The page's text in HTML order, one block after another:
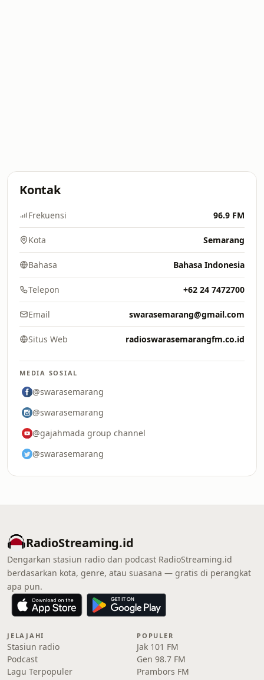
Kontak
Frekuensi 96.9 FM
Kota Semarang
Bahasa Bahasa Indonesia
Telepon +62 24 7472700
Email swarasemarang@gmail.com
Situs Web radioswarasemarangfm.co.id
MEDIA SOSIAL
@swarasemarang
@swarasemarang
@gajahmada group channel
@swarasemarang
RadioStreaming.id
Dengarkan stasiun radio dan podcast RadioStreaming.id
berdasarkan kota, genre, atau suasana — gratis di perangkat
apa pun.
JELAJAHI
Stasiun radio
Podcast
Lagu Terpopuler
POPULER
Jak 101 FM
Gen 98.7 FM
Prambors FM